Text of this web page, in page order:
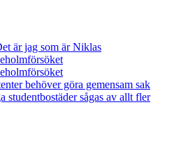
är jag som är Niklas
behöver göra gemensam sak
studentbostäder sågas av allt fler